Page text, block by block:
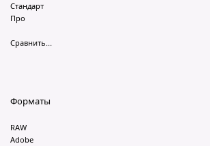
Стандарт
Про
Сравнить...
Форматы
RAW
Adobe